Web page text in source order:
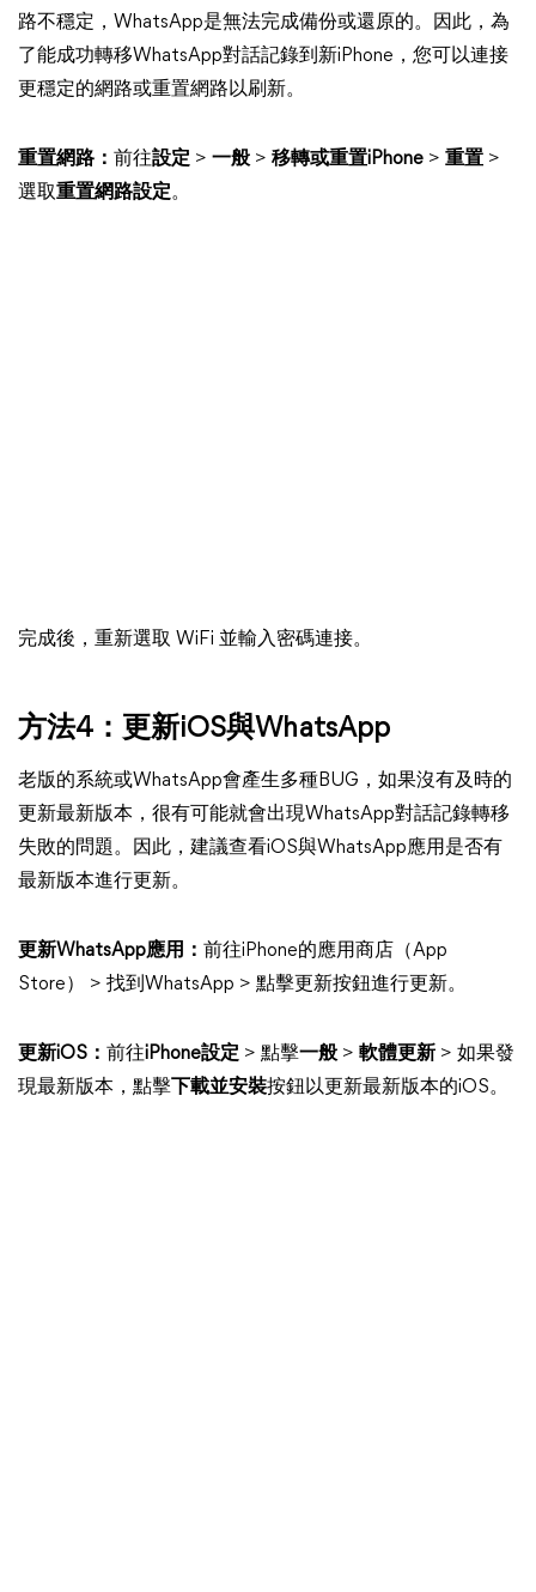
路不穩定，WhatsApp是無法完成備份或還原的。因此，為
了能成功轉移WhatsApp對話記錄到新iPhone，您可以連接
更穩定的網路或重置網路以刷新。
重置網路： 前往設定 > 一般 > 移轉或重置iPhone > 重置 >
選取重置網路設定。
完成後，重新選取 WiFi 並輸入密碼連接。
方法4：更新iOS與WhatsApp
老版的系統或WhatsApp會產生多種BUG，如果沒有及時的
更新最新版本，很有可能就會出現WhatsApp對話記錄轉移
失敗的問題。因此，建議查看iOS與WhatsApp應用是否有
最新版本進行更新。
更新WhatsApp應用： 前往iPhone的應用商店（App
Store） > 找到WhatsApp > 點擊更新按鈕進行更新。
更新iOS： 前往iPhone設定 > 點擊一般 > 軟體更新 > 如果發
現最新版本，點擊 下載並安裝按鈕以更新最新版本的iOS。